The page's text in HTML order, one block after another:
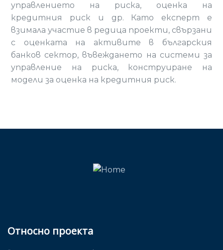
управлението на риска, оценка на
кредитния риск и др. Като експерт е
взимала участие в редица проекти, свързани
с оценката на активите в българския
банков сектор, въвеждането на системи за
управление на риска, конструиране на
модели за оценка на кредитния риск.
Относно проекта